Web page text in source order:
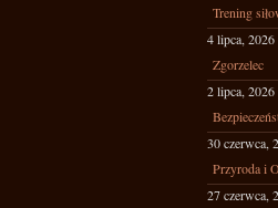
Trening
4 lipca, 2026
Zgorzelec
2 lipca, 2026
30 czerwca,
Przyroda i
27 czerwca,